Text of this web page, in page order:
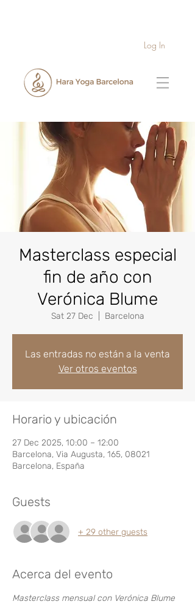
Log In
Masterclass especial
fin de año con
Verónica Blume
Sat 27 Dec Barcelona
Las entradas no están a la venta
Ver otros eventos
Horario y ubicación
27 Dec 2025, 10:00 – 12:00
Barcelona, Via Augusta, 165, 08021
Barcelona, España
Guests
+ 29 other guests
Acerca del evento
Masterclass mensual con Verónica Blume